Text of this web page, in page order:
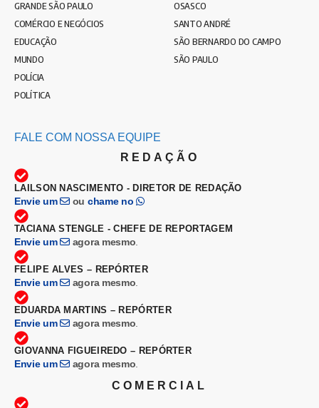
GRANDE SÃO PAULO
COMÉRCIO E NEGÓCIOS
EDUCAÇÃO
MUNDO
POLÍCIA
POLÍTICA
OSASCO
SANTO ANDRÉ
SÃO BERNARDO DO CAMPO
SÃO PAULO
FALE COM NOSSA EQUIPE
REDAÇÃO
LAILSON NASCIMENTO - DIRETOR DE REDAÇÃO
Envie um ou chame no
TACIANA STENGLE - CHEFE DE REPORTAGEM
Envie um agora mesmo
FELIPE ALVES – REPÓRTER
Envie um agora mesmo
EDUARDA MARTINS – REPÓRTER
Envie um agora mesmo
GIOVANNA FIGUEIREDO – REPÓRTER
Envie um agora mesmo
COMERCIAL